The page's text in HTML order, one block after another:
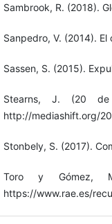
Sambrook, R. (2018).
Sanpedro, V. (2014).
Sassen, S. (2015).
Stearns, J. (20 de
http://mediashift.org/
Stonbely, S. (2017).
Toro y Gómez,
https://www.rae.es/